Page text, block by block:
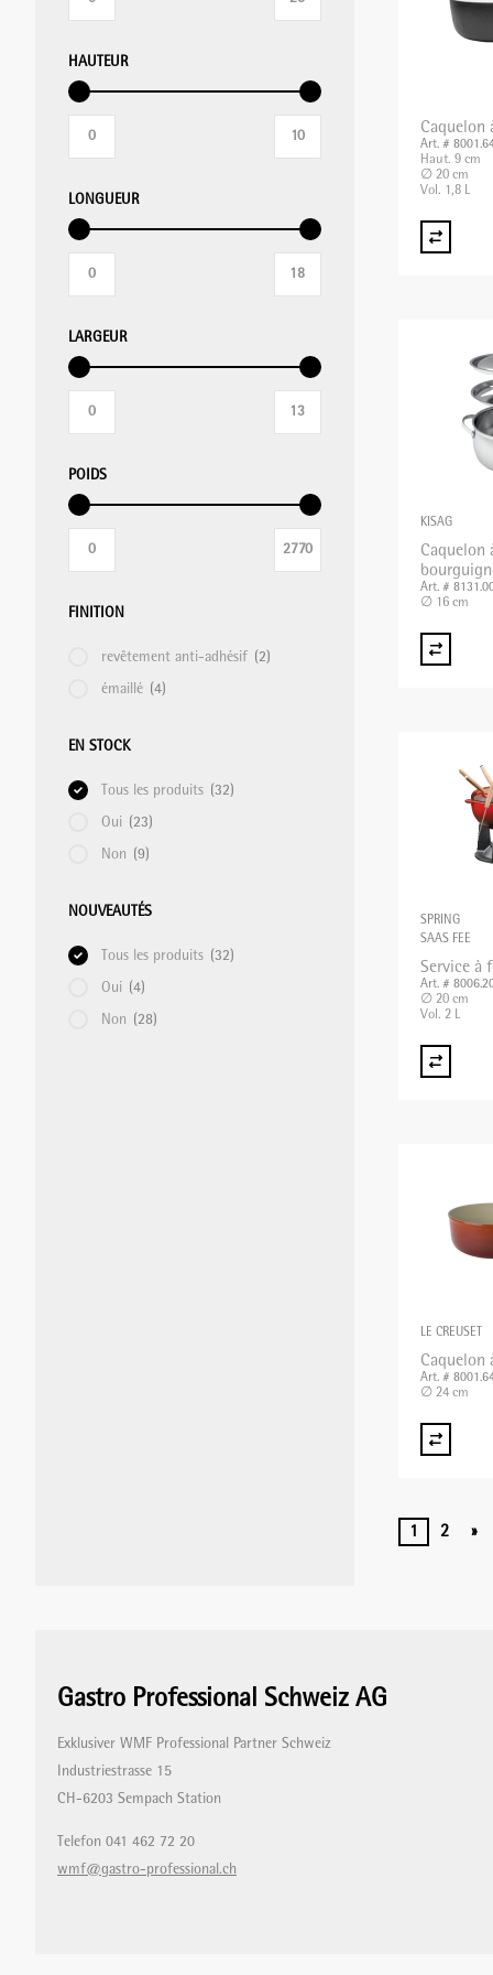
PROFESSIONNEL/BLIXER
APPAREILS DE MISE SOUS VIDE
APPAREILS CHAUFFANTS
HAUTEUR
LONGUEUR
LARGEUR
POIDS
FINITION
revêtement anti-adhésif (2)
émaillé (4)
EN STOCK
Tous les produits (32)
Oui (23)
Non (9)
NOUVEAUTÉS
Tous les produits (32)
Oui (4)
Non (28)
Caquelon
Art. #
Haut. 9 cm
∅ 20 cm
Vol. 1,8 L
KISAG
Caquelon
Art. #
∅ 16 cm
SPRING
SAAS FEE
Service à
Art. #
∅ 20 cm
Vol. 2 L
LE CREUSET
Caquelon
Art. #
∅ 24 cm
1 2 »
Gastro Professional Schweiz AG
Exklusiver WMF Professional Partner Schweiz
Industriestrasse 15
CH-6203 Sempach Station
Telefon 041 462 72 20
wmf@gastro-professional.ch